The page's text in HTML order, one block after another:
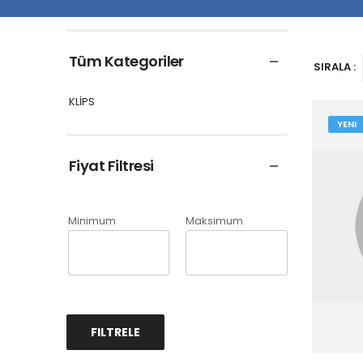
Tüm Kategoriler
KLİPS
Fiyat Filtresi
Minimum Maksimum
FILTRELE
SIRALA :
YENI